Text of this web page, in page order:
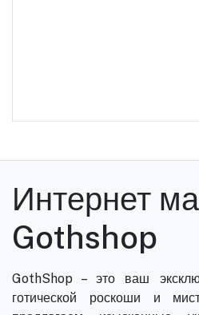
Интернет
Gothshop
GothShop – это ваш
готической роскоши и